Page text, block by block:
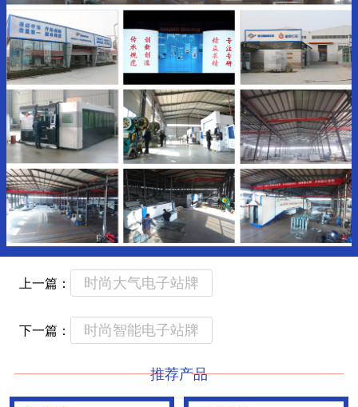
上一篇： 时尚大气电子站牌
下一篇： 时尚智能电子站牌
推荐产品